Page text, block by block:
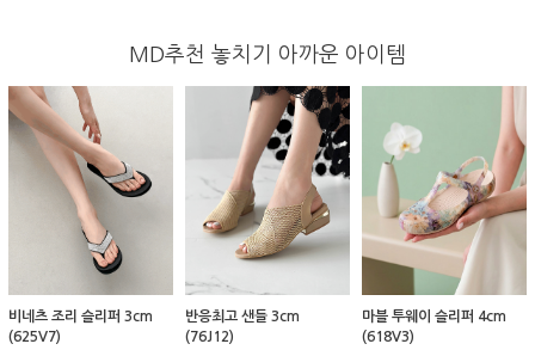
MD추천 놓치기 아까운 아이템
비네츠 조리 슬리퍼 3cm
(625V7)
반응최고 샌들 3cm
(76J12)
마블 투웨이 슬리퍼 4cm
(618V3)